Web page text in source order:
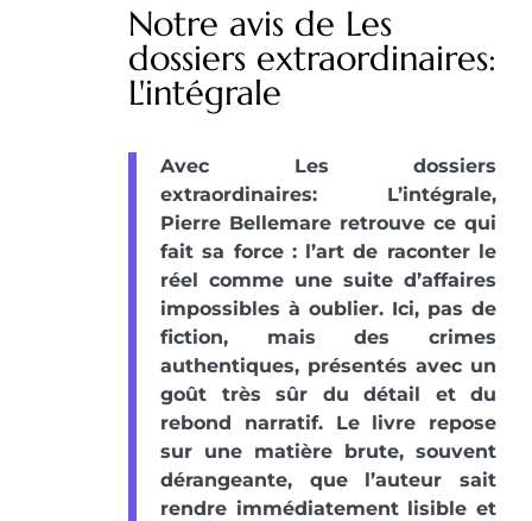
Notre avis de Les
dossiers extraordinaires:
L'intégrale
Avec Les dossiers
extraordinaires: L’intégrale,
Pierre Bellemare retrouve ce qui
fait sa force : l’art de raconter le
réel comme une suite d’affaires
impossibles à oublier. Ici, pas de
fiction, mais des crimes
authentiques, présentés avec un
goût très sûr du détail et du
rebond narratif. Le livre repose
sur une matière brute, souvent
dérangeante, que l’auteur sait
rendre immédiatement lisible et